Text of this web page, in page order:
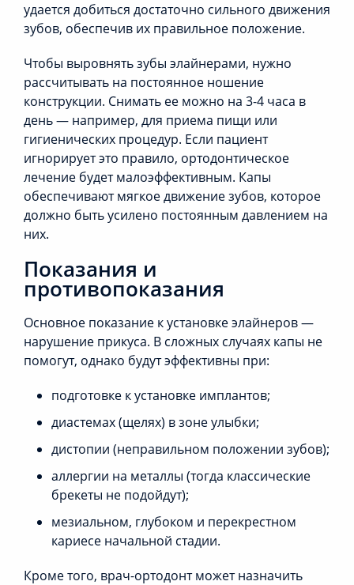
удается добиться достаточно сильного движения
зубов, обеспечив их правильное положение.
Чтобы выровнять зубы элайнерами, нужно
рассчитывать на постоянное ношение
конструкции. Снимать ее можно на 3-4 часа в
день — например, для приема пищи или
гигиенических процедур. Если пациент
игнорирует это правило, ортодонтическое
лечение будет малоэффективным. Капы
обеспечивают мягкое движение зубов, которое
должно быть усилено постоянным давлением на
них.
Показания и
противопоказания
Основное показание к установке элайнеров —
нарушение прикуса. В сложных случаях капы не
помогут, однако будут эффективны при:
подготовке к установке имплантов;
диастемах (щелях) в зоне улыбки;
дистопии (неправильном положении зубов);
аллергии на металлы (тогда классические
брекеты не подойдут);
мезиальном, глубоком и перекрестном
кариесе начальной стадии.
Кроме того, врач-ортодонт может назначить